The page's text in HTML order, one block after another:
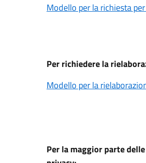
Modello per la richiesta
Per richiedere la
Modello per la
Per la maggior parte